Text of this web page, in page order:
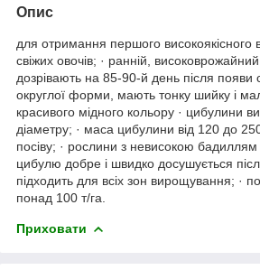
Опис
для отримання першого
свіжих овочів; · ранній,
дозрівають на 85-90-й день після появи
округлої форми, мають тонку шийку і
красивого мідного кольору · цибулини
діаметру; · маса цибулини від 120 до
посіву; · рослини з невисокою бадиллям
цибулю добре і швидко досушується
підходить для всіх зон вирощування; ·
понад 100 т/га.
Приховати